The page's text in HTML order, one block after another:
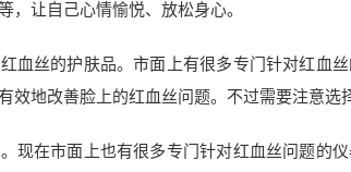
，让自己心情愉悦、放松身心。
血丝的护肤品。市面上有很多专门针对红血
效地改善脸上的红血丝问题。不过需要注意选
现在市面上也有很多专门针对红血丝问题的